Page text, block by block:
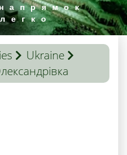
Ukraine